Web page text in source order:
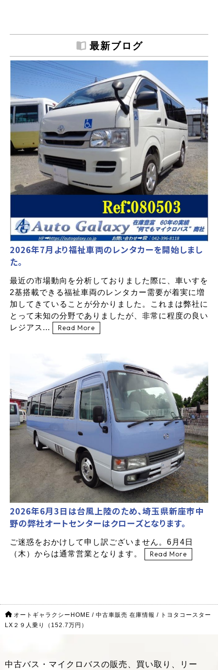
最新ブログ
2026年7月より福祉車両のレンタカーを開始しまし
た。
最近の市場動向を分析しておりました際に、車いすを
2基搭載できる福祉車両のレンタカー需要が着実に増
加してきていることが分かりました。これまは弊社に
とって未知の分野でありましたが、非常に程度の良い
レジアス...
Read More
2026年6月3日は台風上陸のため、埼玉県新座市中
野の弊社オートセンターはクローズとなります。
ご迷惑をおかけして申し訳ございません。6月4日
（木）からは通常営業となります。
Read More
オートギャラクシーHOME / 中古車販売 在庫情報 / トヨタコースター
LX２９人乗り（152.7万円）
中古バス・マイクロバスの販売、買い取り、リー